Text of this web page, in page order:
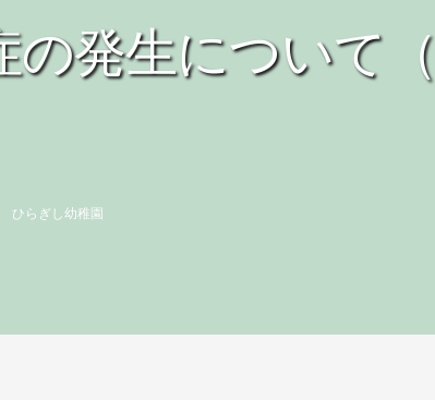
発生について
ひらぎし幼稚園